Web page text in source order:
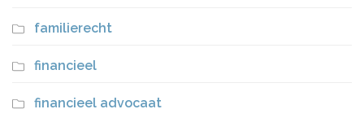
familierecht
financieel
financieel advocaat